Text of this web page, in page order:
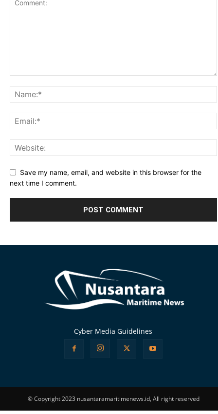
Save my name, email, and website in this browser for the
next time I comment.
Cyber Media Guidelines
© Copyright 2023 nusantaramaritimenews.id, All right reserved